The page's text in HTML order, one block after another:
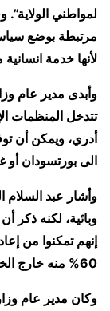
لمواطني
مرتبطة بوضع
لأنها خدمة
وأبدى مدير عام
تتدخل المنظمات
أدري، ويمكن أن
الى بورتسودان أو
وأشار عبد السلام
وبائية، لكنه ذكر
60% منه خارج الخدمة.
وكان مدير عام